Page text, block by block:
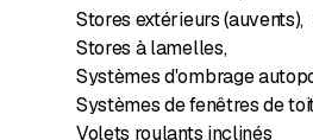
Stores extérieurs (auvents),
Stores à lamelles,
Systèmes d'ombrage
Systèmes de fenêtres de
Volets roulants inclinés